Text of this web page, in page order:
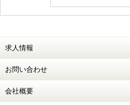
求人情報
お問い合わせ
会社概要